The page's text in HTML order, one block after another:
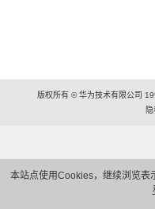
本站点使用Cookies，继续浏览表
版权所有 © 华为技术有限公司